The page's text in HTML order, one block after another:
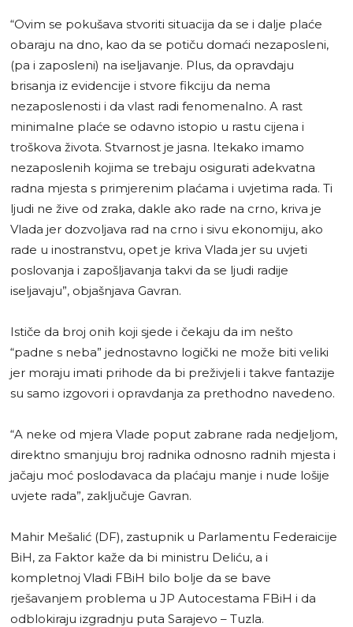
“Ovim se pokušava stvoriti situacija da se i dalje plaće
obaraju na dno, kao da se potiču domaći nezaposleni,
(pa i zaposleni) na iseljavanje. Plus, da opravdaju
brisanja iz evidencije i stvore fikciju da nema
nezaposlenosti i da vlast radi fenomenalno. A rast
minimalne plaće se odavno istopio u rastu cijena i
troškova života. Stvarnost je jasna. Itekako imamo
nezaposlenih kojima se trebaju osigurati adekvatna
radna mjesta s primjerenim plaćama i uvjetima rada. Ti
ljudi ne žive od zraka, dakle ako rade na crno, kriva je
Vlada jer dozvoljava rad na crno i sivu ekonomiju, ako
rade u inostranstvu, opet je kriva Vlada jer su uvjeti
poslovanja i zapošljavanja takvi da se ljudi radije
iseljavaju”, objašnjava Gavran.
Ističe da broj onih koji sjede i čekaju da im nešto
“padne s neba” jednostavno logički ne može biti veliki
jer moraju imati prihode da bi preživjeli i takve fantazije
su samo izgovori i opravdanja za prethodno navedeno.
“A neke od mjera Vlade poput zabrane rada nedjeljom,
direktno smanjuju broj radnika odnosno radnih mjesta i
jačaju moć poslodavaca da plaćaju manje i nude lošije
uvjete rada”, zaključuje Gavran.
Mahir Mešalić (DF), zastupnik u Parlamentu Federaicije
BiH, za Faktor kaže da bi ministru Deliću, a i
kompletnoj Vladi FBiH bilo bolje da se bave
rješavanjem problema u JP Autocestama FBiH i da
odblokiraju izgradnju puta Sarajevo – Tuzla.